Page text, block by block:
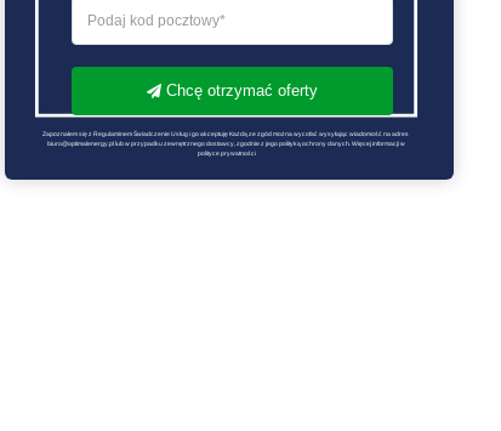
Chcę otrzymać oferty
Zapoznałem się z Regulaminem Świadczenie Usług i go akceptuję Każdą ze zgód można wycofać wysyłając wiadomość na adres
biuro@optimalenergy.pl lub w przypadku zewnętrznego dostawcy, zgodnie z jego polityką ochrony danych. Więcej informacji w
polityce prywatności